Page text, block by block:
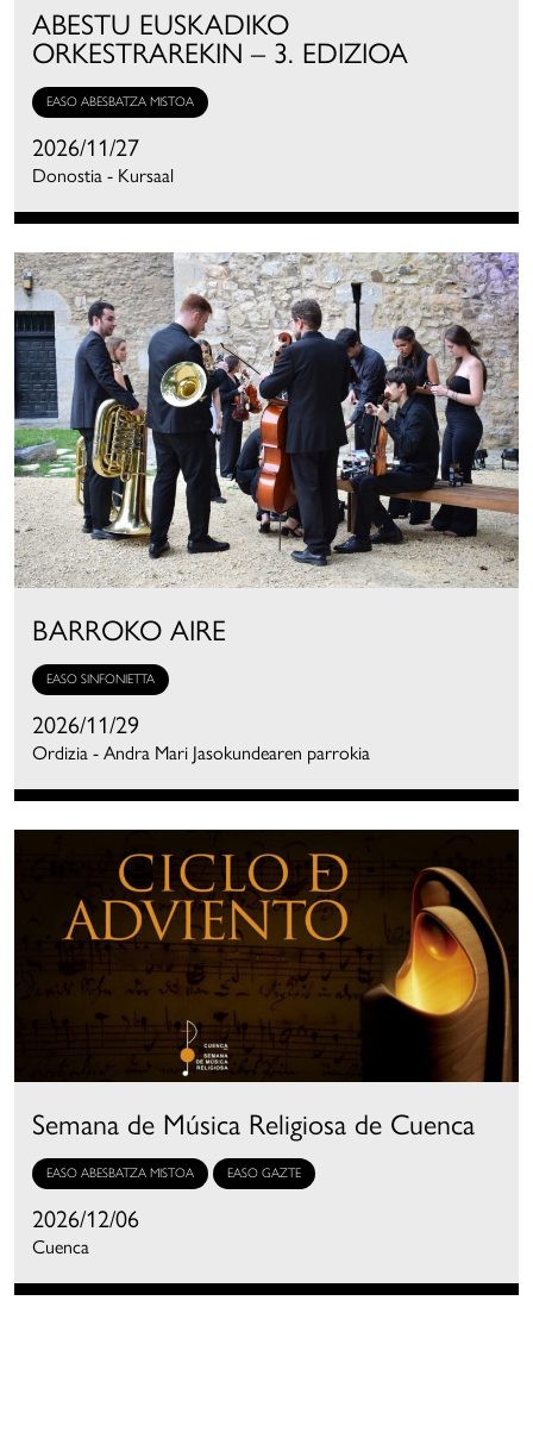
ABESTU EUSKADIKO
ORKESTRAREKIN – 3. EDIZIOA
EASO ABESBATZA MISTOA
2026/11/27
Donostia - Kursaal
BARROKO AIRE
EASO SINFONIETTA
2026/11/29
Ordizia - Andra Mari Jasokundearen parrokia
Semana de Música Religiosa de Cuenca
EASO ABESBATZA MISTOA EASO GAZTE
2026/12/06
Cuenca